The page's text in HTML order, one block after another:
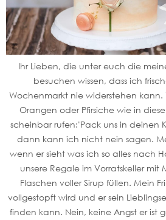
Ihr Lieben, die unter euch die
besuchen wissen, dass ich
Wochenmarkt nie widerstehen kann.
Orangen oder Pfirsiche wie in
scheinbar rufen:"Pack uns in deinen
dann kann ich nicht nein sagen.
wenn er sieht was ich so alles nach
unsere Regale im Vorratskeller mit
Flaschen voller Sirup füllen. Mein
vollgestopft wird und er sein
finden kann. Nein, keine Angst er ist